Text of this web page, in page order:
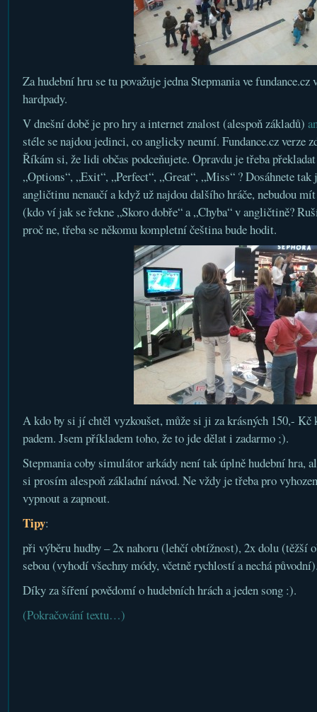
Za hudební hru se tu považuje jedna Stepmania ve fundance.cz
hardpady.
V dnešní době je pro hry a internet znalost (alespoň základů)
stéle se najdou jedinci, co anglicky neumí. Fundance.cz verze
Říkám si, že lidi občas podceňujete. Opravdu je třeba
„Options“, „Exit“, „Perfect“, „Great“, „Miss“ ? Dosáhnete
angličtinu nenaučí a když už najdou dalšího hráče, nebudou
(kdo ví jak se řekne „Skoro dobře“ a „Chyba“ v angličtině?
proč ne, třeba se někomu kompletní čeština bude hodit.
A kdo by si jí chtěl vyzkoušet, může si ji za krásných 150,- Kč
padem. Jsem příkladem toho, že to jde dělat i zadarmo ;).
Stepmania coby simulátor arkády není tak úplně hudební hra,
si prosím alespoň základní návod. Ne vždy je třeba pro
vypnout a zapnout.
Tipy:
při výběru hudby – 2x nahoru (lehčí obtížnost), 2x dolu (těžší
sebou (vyhodí všechny módy, včetně rychlostí a nechá
Díky za šíření povědomí o hudebních hrách a jeden song :).
(Pokračování textu…)